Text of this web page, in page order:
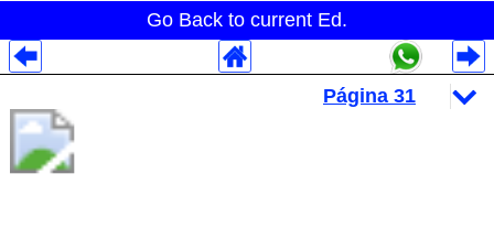
Go Back to current Ed.
Despliegues Analytics
Despliegues Totales
Despliegues por Rubros